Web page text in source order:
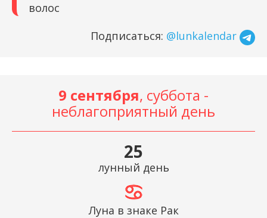
волос
Подписаться: @lunkalendar
9 сентября, суббота -
неблагоприятный день
25
лунный день
Луна в знаке Рак